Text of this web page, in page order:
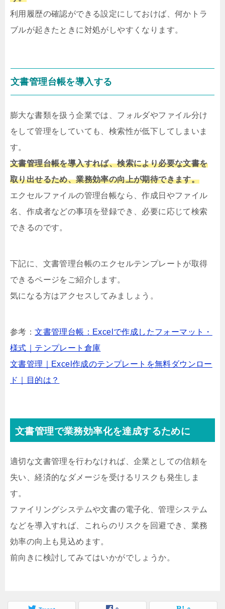
利用履歴の確認ができる設定にしておけば、何かトラ
ブルが起きたときに対処がしやすくなります。
文書管理台帳を導入する
膨大な書類を扱う企業では、フォルダやファイル分け
をして管理をしていても、検索性が低下してしまいま
す。
文書管理台帳を導入すれば、検索により必要な文書を
取り出せるため、業務効率の向上が期待できます。
エクセルファイルの管理台帳なら、作成日やファイル
名、作成者などの事項を登録でき、必要に応じて検索
できるのです。
下記に、文書管理台帳のエクセルテンプレートが取得
できるページをご紹介します。
気になる方はアクセスしてみましょう。
参考：文書管理台帳：Excelで作成したフォーマット・
様式｜テンプレート倉庫
文書管理｜Excel作成のテンプレートを無料ダウンロー
ド｜目的は？
文書管理で業務効率化を達成するために
適切な文書管理を行わなければ、企業としての信頼を
失い、経済的なダメージを受けるリスクも発生しま
す。
ファイリングシステムや文書の電子化、管理システム
などを導入すれば、これらのリスクを回避でき、業務
効率の向上も見込めます。
前向きに検討してみてはいかがでしょうか。